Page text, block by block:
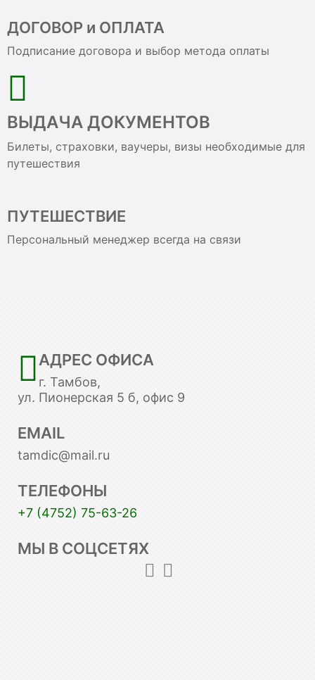
ДОГОВОР и ОПЛАТА
Подписание договора и выбор метода оплаты
ВЫДАЧА ДОКУМЕНТОВ
Билеты, страховки, ваучеры, визы необходимые для
путешествия
ПУТЕШЕСТВИЕ
Персональный менеджер всегда на связи
АДРЕС ОФИСА
г. Тамбов,
ул. Пионерская 5 б, офис 9
EMAIL
tamdic@mail.ru
ТЕЛЕФОНЫ
+7 (4752) 75-63-26
МЫ В СОЦСЕТЯХ